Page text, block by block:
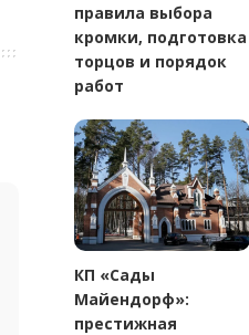
правила выбора
кромки, подготовка
торцов и порядок
работ
КП «Сады
Майендорф»:
престижная